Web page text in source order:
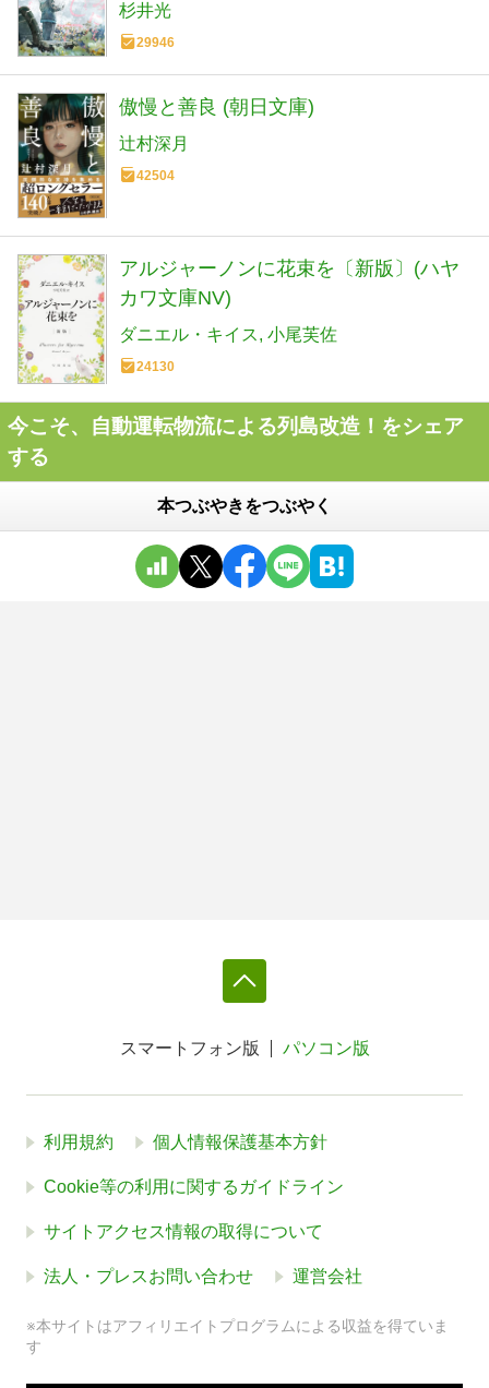
杉井光
29946
傲慢と善良 (朝日文庫)
辻村深月
42504
アルジャーノンに花束を〔新版〕(ハヤ
カワ文庫NV)
ダニエル・キイス 小尾芙佐
24130
今こそ、自動運転物流による列島改造！をシェア
する
本つぶやきをつぶやく
スマートフォン版 パソコン版
利用規約 個人情報保護基本方針
Cookie等の利用に関するガイドライン
サイトアクセス情報の取得について
法人・プレスお問い合わせ 運営会社
※本サイトはアフィリエイトプログラムによる収益を得ていま
す